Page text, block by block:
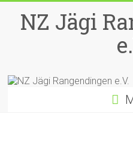
Inhalt
springenNZ Jägi